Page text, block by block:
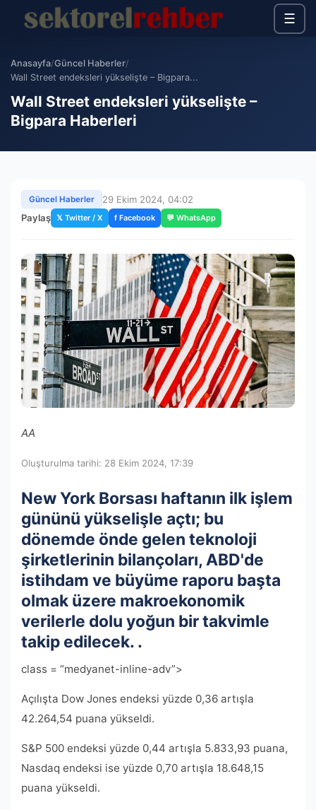
☰
Anasayfa/Güncel Haberler/
Wall Street endeksleri yükselişte – Bigpara...
Wall Street endeksleri yükselişte –
Bigpara Haberleri
Güncel Haberler
29 Ekim 2024, 04:02
Paylaş 𝕏 Twitter / X f Facebook 💬 WhatsApp
AA
Oluşturulma tarihi: 28 Ekim 2024, 17:39
New York Borsası haftanın ilk işlem
gününü yükselişle açtı; bu
dönemde önde gelen teknoloji
şirketlerinin bilançoları, ABD'de
istihdam ve büyüme raporu başta
olmak üzere makroekonomik
verilerle dolu yoğun bir takvimle
takip edilecek. .
class = “medyanet-inline-adv”>
Açılışta Dow Jones endeksi yüzde 0,36 artışla
42.264,54 puana yükseldi.
S&P 500 endeksi yüzde 0,44 artışla 5.833,93 puana,
Nasdaq endeksi ise yüzde 0,70 artışla 18.648,15
puana yükseldi.